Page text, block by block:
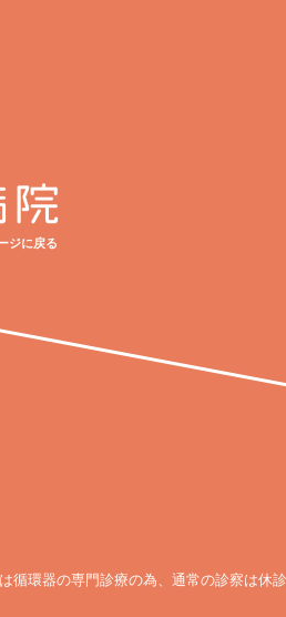
ジに戻る
環器の専門診療の為、通常の診察は休診